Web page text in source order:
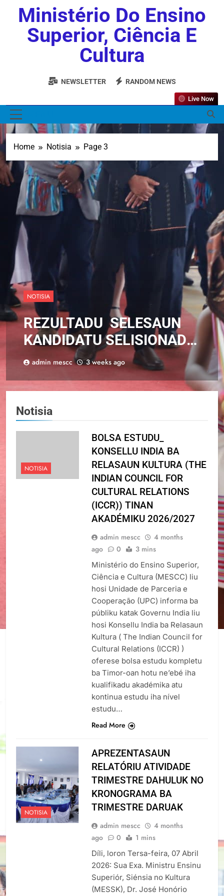
Ministério Do Ensino
Superior, Ciência E
Cultura
NEWSLETTER RANDOM NEWS
Live Now
Home Notisia Page 3
NOTISIA
REZULTADU SELESAUN
KANDIDATU SELISIONADU
– Programa Bolsu Estudu
Kompletu Institut
Teknologi Bandung (ITB),
tinan Akadémika
2026/2027
admin mescc 3 weeks ago
Notisia
NOTISIA
BOLSA ESTUDU_
KONSELLU INDIA BA
RELASAUN KULTURA (THE
INDIAN COUNCIL FOR
CULTURAL RELATIONS
(ICCR)) TINAN
AKADÉMIKU 2026/2027
admin mescc
4 months
ago
0 3 mins
Ministério do Ensino Superior,
Ciência e Cultura (MESCC) liu
hosi Unidade de Parceria e
Cooperação (UPC) informa ba
públiku katak Governu India liu
hosi Konsellu India ba Relasaun
Kultura ( The Indian Council for
Cultural Relations (ICCR) )
oferese bolsa estudu kompletu
ba Timor-oan hotu ne’ebé iha
kualifikadu akadémika atu
kontinua estudu iha nível
estudu…
Read More
NOTISIA
APREZENTASAUN
RELATÓRIU ATIVIDADE
TRIMESTRE DAHULUK NO
KRONOGRAMA BA
TRIMESTRE DARUAK
admin mescc
4 months
ago
0 1 mins
Díli, loron Tersa-feira, 07 Abril
2026: Sua Exa. Ministru Ensinu
Superiór, Siénsia no Kultura
(MESSK), Dr. José Honório